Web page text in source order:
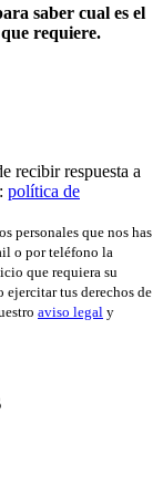
saber cual es el
requiere.
recibir respuesta a
política de
personales que nos has
o por teléfono la
que requiera su
ejercitar tus derechos de
aviso legal y